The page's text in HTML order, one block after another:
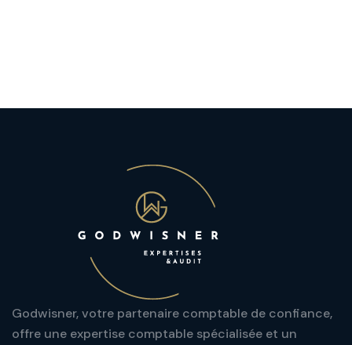
Godwisner, votre partenaire comptable de confiance,
offre une expertise comptable spécialisée et un